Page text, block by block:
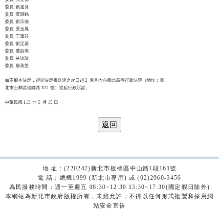
委員  蔡進良
委員  黃源銘
委員  劉宗德
委員  景玉鳳
委員  王藹芸
委員  劉定基
委員  董鈺琪
委員  林泳玲
委員  唐美芝
如不服本決定，得於決定書送達之次日起 2  個月內向臺北高等行政法院（地址：臺
北市士林區福國路 101  號）提起行政訴訟。
地 址：(220242)新北市板橋區中山路1段161號
電 話：總機1999 (新北市專用) 或 (02)2960-3456
為民服務時間：週一至週五 08:30~12:30 13:30~17:30(國定假日除外)
本網站為新北市政府版權所有，未經允許，不得以任何形式複製和採用網
站安全宣告